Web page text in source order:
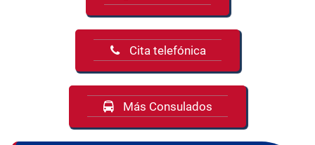
Cita telefónica
Más Consulados